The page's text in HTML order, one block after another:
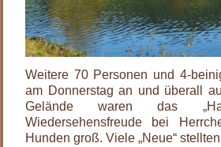
Weitere 70 Personen und 4-
am Donnerstag an und überall
Gelände waren das
Wiedersehensfreude bei
Hunden groß. Viele „Neue“